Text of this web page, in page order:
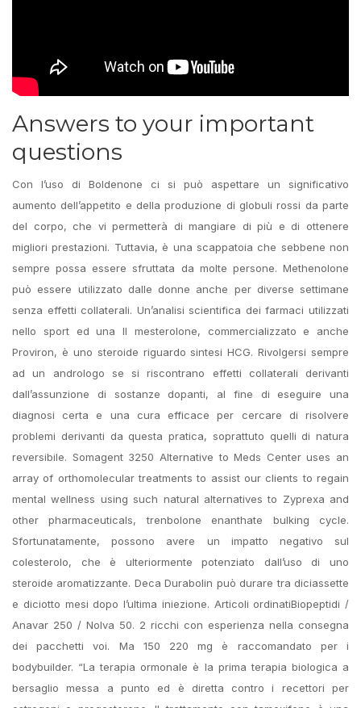
Answers to your important
questions
Con l’uso di Boldenone ci si può aspettare un significativo
aumento dell’appetito e della produzione di globuli rossi da parte
del corpo, che vi permetterà di mangiare di più e di ottenere
migliori prestazioni. Tuttavia, è una scappatoia che sebbene non
sempre possa essere sfruttata da molte persone. Methenolone
può essere utilizzato dalle donne anche per diverse settimane
senza effetti collaterali. Un’analisi scientifica dei farmaci utilizzati
nello sport ed una Il mesterolone, commercializzato e anche
Proviron, è uno steroide riguardo sintesi HCG. Rivolgersi sempre
ad un andrologo se si riscontrano effetti collaterali derivanti
dall’assunzione di sostanze dopanti, al fine di eseguire una
diagnosi certa e una cura efficace per cercare di risolvere
problemi derivanti da questa pratica, soprattuto quelli di natura
reversibile. Somagent 3250 Alternative to Meds Center uses an
array of orthomolecular treatments to assist our clients to regain
mental wellness using such natural alternatives to Zyprexa and
other pharmaceuticals, trenbolone enanthate bulking cycle.
Sfortunatamente, possono avere un impatto negativo sul
colesterolo, che è ulteriormente potenziato dall’uso di uno
steroide aromatizzante. Deca Durabolin può durare tra diciassette
e diciotto mesi dopo l’ultima iniezione. Articoli ordinatiBiopeptidi /
Anavar 250 / Nolva 50. 2 ricchi con esperienza nella consegna
dei pacchetti voi. Ma 150 220 mg è raccomandato per i
bodybuilder. “La terapia ormonale è la prima terapia biologica a
bersaglio messa a punto ed è diretta contro i recettori per